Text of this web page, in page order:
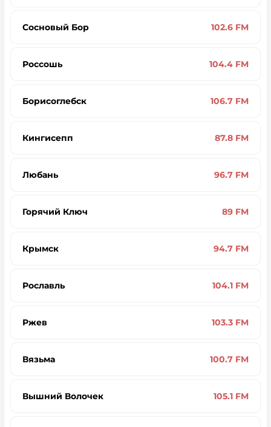
Сосновый Бор 102.6 FM
Россошь 104.4 FM
Борисоглебск 106.7 FM
Кингисепп 87.8 FM
Любань 96.7 FM
Горячий Ключ 89 FM
Крымск 94.7 FM
Рославль 104.1 FM
Ржев 103.3 FM
Вязьма 100.7 FM
Вышний Волочек 105.1 FM